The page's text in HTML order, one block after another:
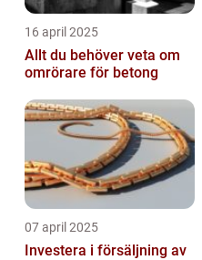
16 april 2025
Allt du behöver veta om
omrörare för betong
07 april 2025
Investera i försäljning av